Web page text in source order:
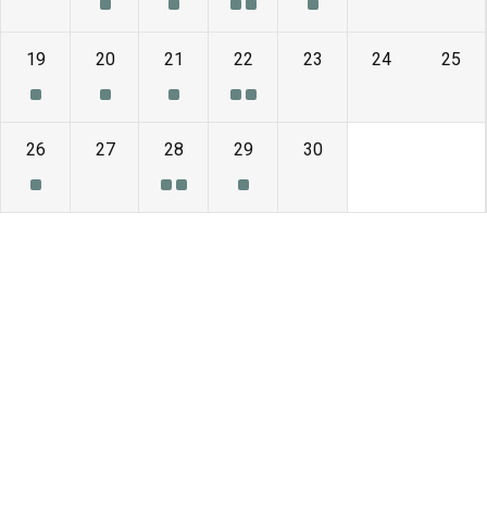
19 20 21 22 23 24 25
26 27 28 29 30